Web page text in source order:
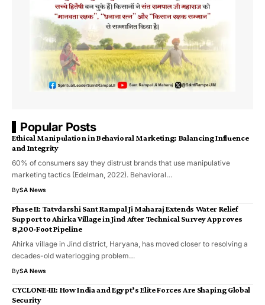
Popular Posts
Ethical Manipulation in Behavioral Marketing: Balancing Influence
and Integrity
60% of consumers say they distrust brands that use manipulative
marketing tactics (Edelman, 2022). Behavioral…
BySA News
Phase II: Tatvdarshi Sant Rampal Ji Maharaj Extends Water Relief
Support to Ahirka Village in Jind After Technical Survey Approves
8,200-Foot Pipeline
Ahirka village in Jind district, Haryana, has moved closer to resolving a
decades-old waterlogging problem…
BySA News
CYCLONE-III: How India and Egypt’s Elite Forces Are Shaping Global
Security